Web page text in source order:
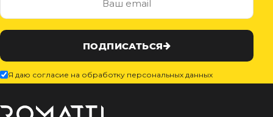
ПОДПИСАТЬСЯ
Я даю согласие на обработку персональных данных